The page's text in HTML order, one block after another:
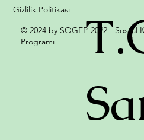
Gizlilik Politikası
© 2024 by SOGEP-2022 - Sosyal
Programı